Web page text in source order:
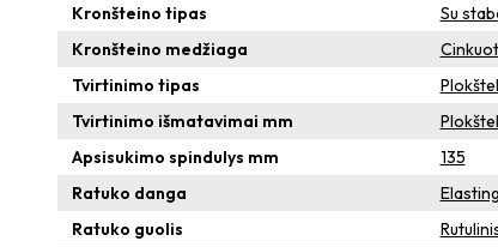
Kronšteino tipas
Su
Kronšteino medžiaga
Tvirtinimo tipas
Tvirtinimo išmatavimai mm
Apsisukimo spindulys mm
135
Ratuko danga
Ratuko guolis